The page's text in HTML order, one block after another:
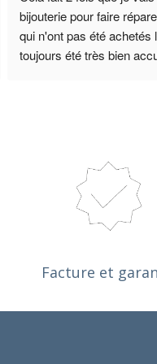
guides dans notre choix avec
délicatesse  à recommander
Facture et